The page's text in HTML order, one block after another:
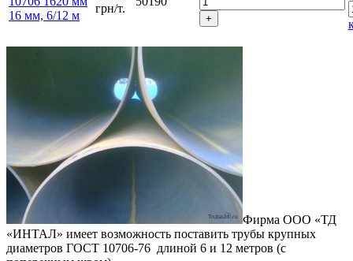
16 мм, 6/12 м
грн/т.
Фирма ООО «ТД
«ИНТАЛ» имеет возможность поставить трубы крупных
диаметров ГОСТ 10706-76 длиной 6 и 12 метров (с